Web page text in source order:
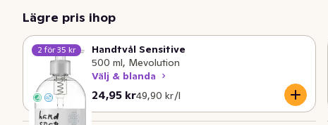
Lägre pris ihop
2 för 35 kr
Handtvål Sensitive
500 ml, Mevolution
Välj & blanda
24,95 kr
Nuvarande pris är: 24,95 kr
49,90 kr /l
Styckpris: 49,90 kr /l